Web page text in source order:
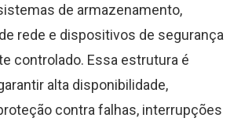
de armazenamento,
rede e dispositivos de segurança
controlado. Essa estrutura é
alta disponibilidade,
contra falhas, interrupções